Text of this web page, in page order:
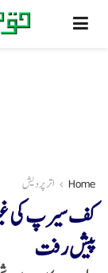
Home اتر پردیش
کف سیرپ کی
پیش رفت